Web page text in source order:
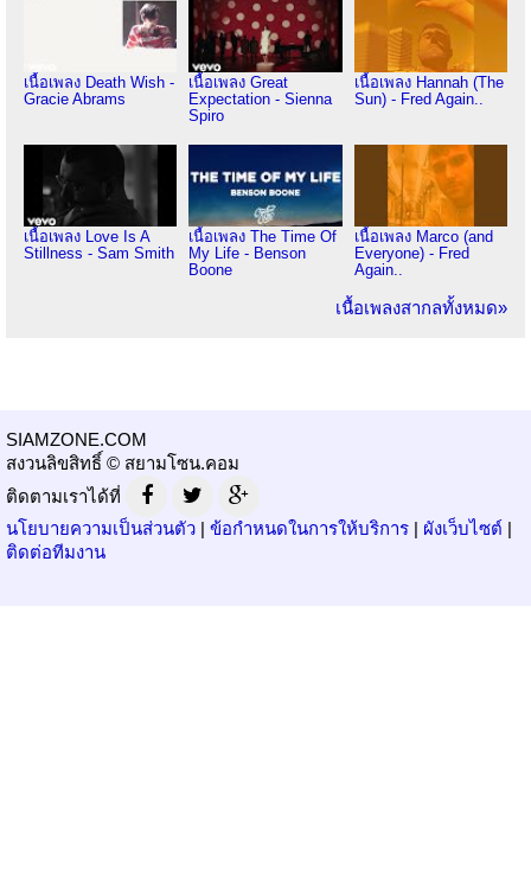
เนื้อเพลง Death Wish -
Gracie Abrams
เนื้อเพลง Great
Expectation - Sienna
Spiro
เนื้อเพลง Hannah (The
Sun) - Fred Again..
เนื้อเพลง Love Is A
Stillness - Sam Smith
เนื้อเพลง The Time Of
My Life - Benson
Boone
เนื้อเพลง Marco (and
Everyone) - Fred
Again..
เนื้อเพลงสากลทั้งหมด»
SIAMZONE.COM
สงวนลิขสิทธิ์ © สยามโซน.คอม
ติดตามเราได้ที่
นโยบายความเป็นส่วนตัว | ข้อกำหนดในการให้บริการ | ผังเว็บไซต์ |
ติดต่อทีมงาน